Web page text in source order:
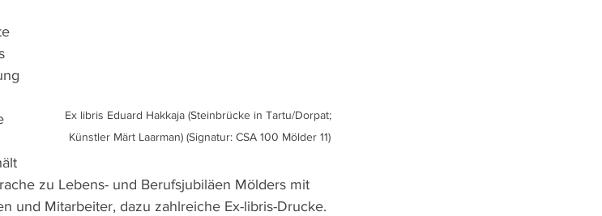
Ex libris Eduard Hakkaja (Steinbrücke in Tartu/Dorpat;
Künstler Märt Laarman) (Signatur: CSA 100 Mölder 11)
zu Lebens- und Berufsjubiläen Mölders mit
und Mitarbeiter, dazu zahlreiche Ex-libris-Drucke.